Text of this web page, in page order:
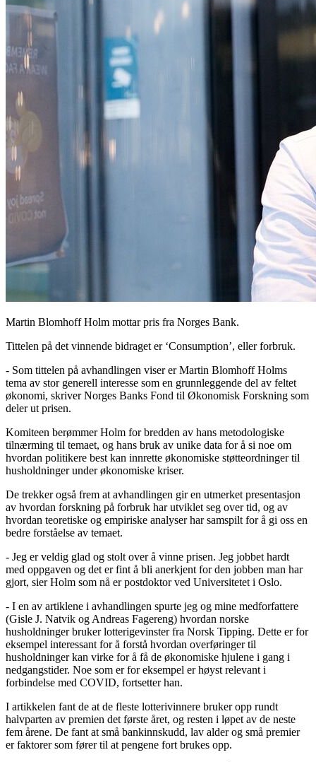
Martin Blomhoff Holm mottar pris fra Norges Bank.
Tittelen på det vinnende bidraget er ‘Consumption’, eller forbruk.
- Som tittelen på avhandlingen viser er Martin Blomhoff Holms
tema av stor generell interesse som en grunnleggende del av feltet
økonomi, skriver Norges Banks Fond til Økonomisk Forskning som
deler ut prisen.
Komiteen berømmer Holm for bredden av hans metodologiske
tilnærming til temaet, og hans bruk av unike data for å si noe om
hvordan politikere best kan innrette økonomiske støtteordninger til
husholdninger under økonomiske kriser.
De trekker også frem at avhandlingen gir en utmerket presentasjon
av hvordan forskning på forbruk har utviklet seg over tid, og av
hvordan teoretiske og empiriske analyser har samspilt for å gi oss en
bedre forståelse av temaet.
- Jeg er veldig glad og stolt over å vinne prisen. Jeg jobbet hardt
med oppgaven og det er fint å bli anerkjent for den jobben man har
gjort, sier Holm som nå er postdoktor ved Universitetet i Oslo.
- I en av artiklene i avhandlingen spurte jeg og mine medforfattere
(Gisle J. Natvik og Andreas Fagereng) hvordan norske
husholdninger bruker lotterigevinster fra Norsk Tipping. Dette er for
eksempel interessant for å forstå hvordan overføringer til
husholdninger kan virke for å få de økonomiske hjulene i gang i
nedgangstider. Noe som er for eksempel er høyst relevant i
forbindelse med COVID, fortsetter han.
I artikkelen fant de at de fleste lotterivinnere bruker opp rundt
halvparten av premien det første året, og resten i løpet av de neste
fem årene. De fant at små bankinnskudd, lav alder og små premier
er faktorer som fører til at pengene fort brukes opp.